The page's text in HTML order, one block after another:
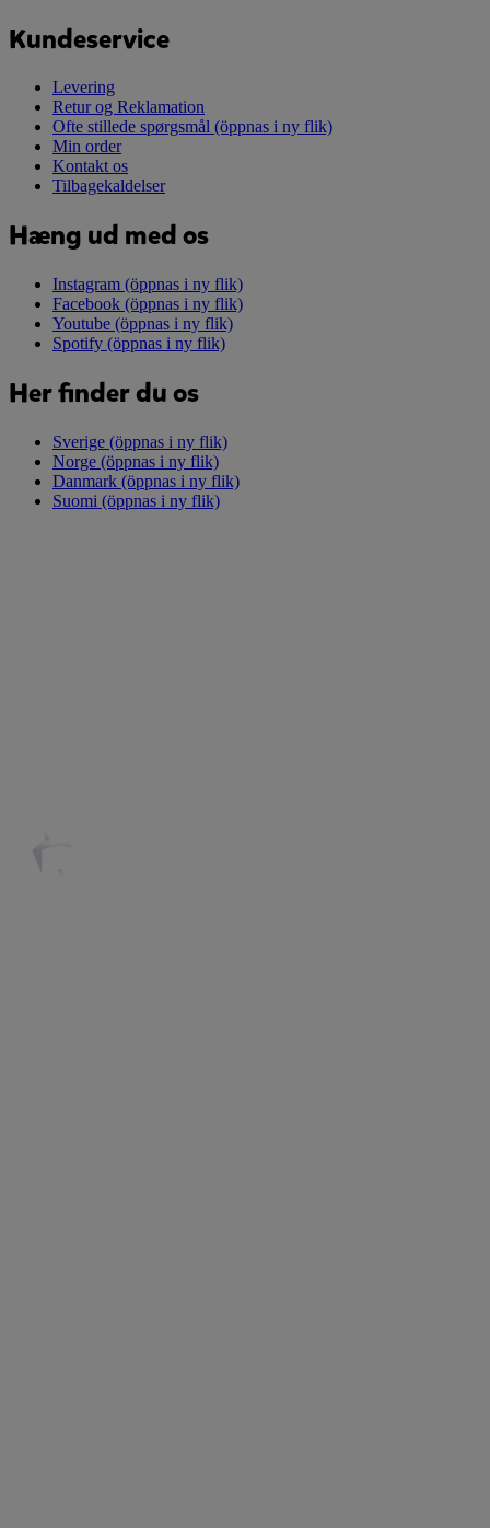
Kundeservice
Levering
Retur og Reklamation
Ofte stillede spørgsmål (öppnas i ny flik)
Min order
Kontakt os
Tilbagekaldelser
Hæng ud med os
Instagram (öppnas i ny flik)
Facebook (öppnas i ny flik)
Youtube (öppnas i ny flik)
Spotify (öppnas i ny flik)
Her finder du os
Sverige (öppnas i ny flik)
Norge (öppnas i ny flik)
Danmark (öppnas i ny flik)
Suomi (öppnas i ny flik)